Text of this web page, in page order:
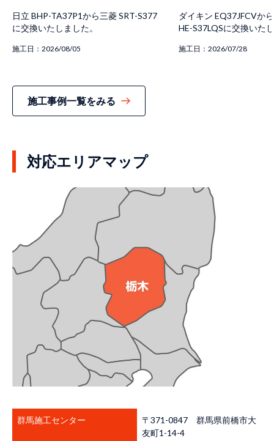
日立 BHP-TA37P1から三菱 SRT-S377
に交換いたしました。
施工日： 2026/08/05
ダイキン EQ37JFCVか
HE-S37LQSに交換いた
施工日： 2026/07/28
施工事例一覧をみる
対応エリアマップ
群馬施工センター
〒371-0847 群馬県前橋市大
友町1-14-4